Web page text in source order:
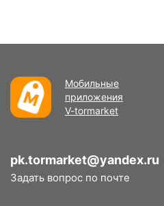
Мобильные
приложения
V-tormarket
pk.tormarket@yandex.ru
Задать вопрос по почте